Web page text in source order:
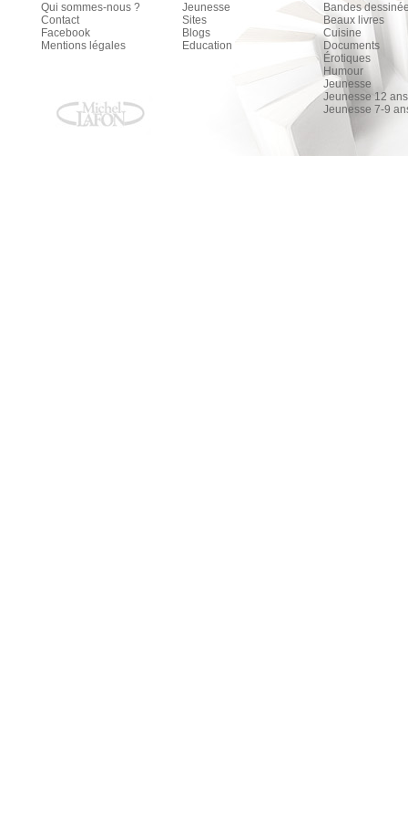
Qui sommes-nous ?
Contact
Facebook
Mentions légales
Jeunesse
Sites
Blogs
Education
Bandes
Beaux livres
Cuisine
Documents
Érotiques
Humour
Jeunesse
Jeunesse 12
Jeunesse 7-9